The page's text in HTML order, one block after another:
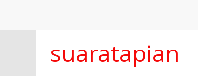
contentsuaratapian